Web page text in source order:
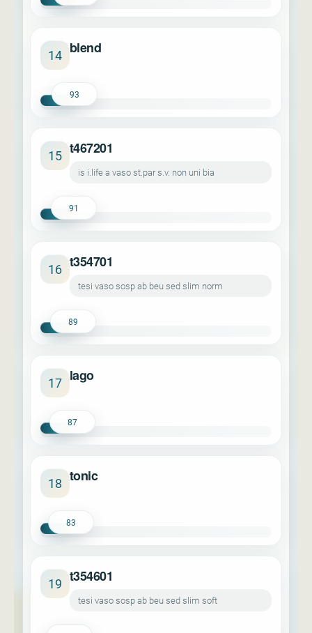
14 blend
93
15 t467201
is i.life a vaso st.par s.v. non uni bia
91
16 t354701
tesi vaso sosp ab beu sed slim norm
89
17 lago
87
18 tonic
83
19 t354601
tesi vaso sosp ab beu sed slim soft